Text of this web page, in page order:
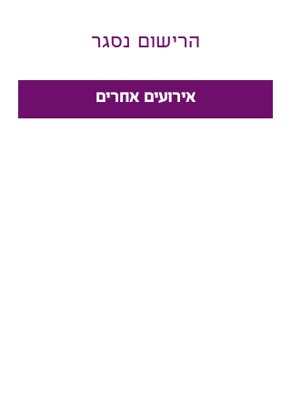
הרישום נסגר
אירועים אחרים